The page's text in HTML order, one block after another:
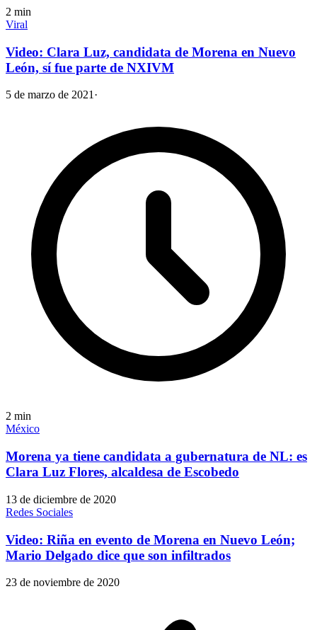
2 min
Viral
Video: Clara Luz, candidata de Morena en Nuevo
León, sí fue parte de NXIVM
5 de marzo de 2021 ·
2 min
México
Morena ya tiene candidata a gubernatura de NL: es
Clara Luz Flores, alcaldesa de Escobedo
13 de diciembre de 2020
Redes Sociales
Video: Riña en evento de Morena en Nuevo León;
Mario Delgado dice que son infiltrados
23 de noviembre de 2020